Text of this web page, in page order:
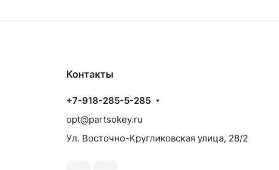
Контакты
+7-918-285-5-285
opt@partsokey.ru
Ул. Восточно-Кругликовская улица, 28/2